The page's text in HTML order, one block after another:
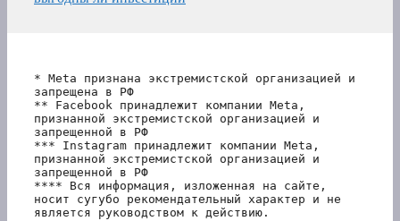
* Meta признана экстремистской организацией и
запрещена в РФ
** Facebook принадлежит компании Meta,
признанной экстремистской организацией и
запрещенной в РФ
*** Instagram принадлежит компании Meta,
признанной экстремистской организацией и
запрещенной в РФ
**** Вся информация, изложенная на сайте,
носит сугубо рекомендательный характер и не
является руководством к действию.